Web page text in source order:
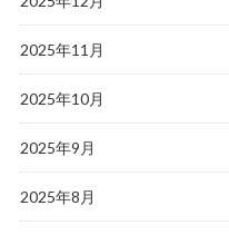
2025年11月
2025年10月
2025年9月
2025年8月